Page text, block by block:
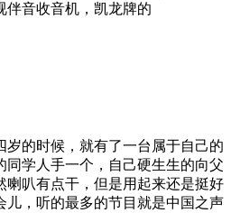
伴音收音机，凯龙牌的
岁的时候，就有了一台属于自己的
同学人手一个，自己硬生生的向父
喇叭有点干，但是用起来还是挺好
儿，听的最多的节目就是中国之声